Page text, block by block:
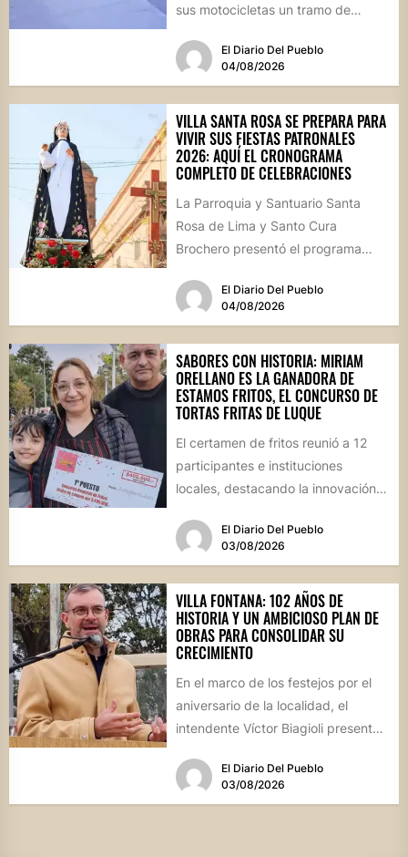
sus motocicletas un tramo de
calle...
El Diario Del Pueblo
04/08/2026
VILLA SANTA ROSA SE PREPARA PARA
VIVIR SUS FIESTAS PATRONALES
2026: AQUÍ EL CRONOGRAMA
COMPLETO DE CELEBRACIONES
La Parroquia y Santuario Santa
Rosa de Lima y Santo Cura
Brochero presentó el programa
El Diario Del Pueblo
04/08/2026
SABORES CON HISTORIA: MIRIAM
ORELLANO ES LA GANADORA DE
ESTAMOS FRITOS, EL CONCURSO DE
TORTAS FRITAS DE LUQUE
El certamen de fritos reunió a 12
participantes e instituciones
locales, destacando la innovación
El Diario Del Pueblo
03/08/2026
VILLA FONTANA: 102 AÑOS DE
HISTORIA Y UN AMBICIOSO PLAN DE
OBRAS PARA CONSOLIDAR SU
CRECIMIENTO
En el marco de los festejos por el
aniversario de la localidad, el
intendente Víctor Biagioli presentó
El Diario Del Pueblo
03/08/2026